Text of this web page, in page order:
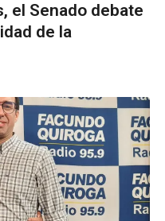
el Senado debate
de la